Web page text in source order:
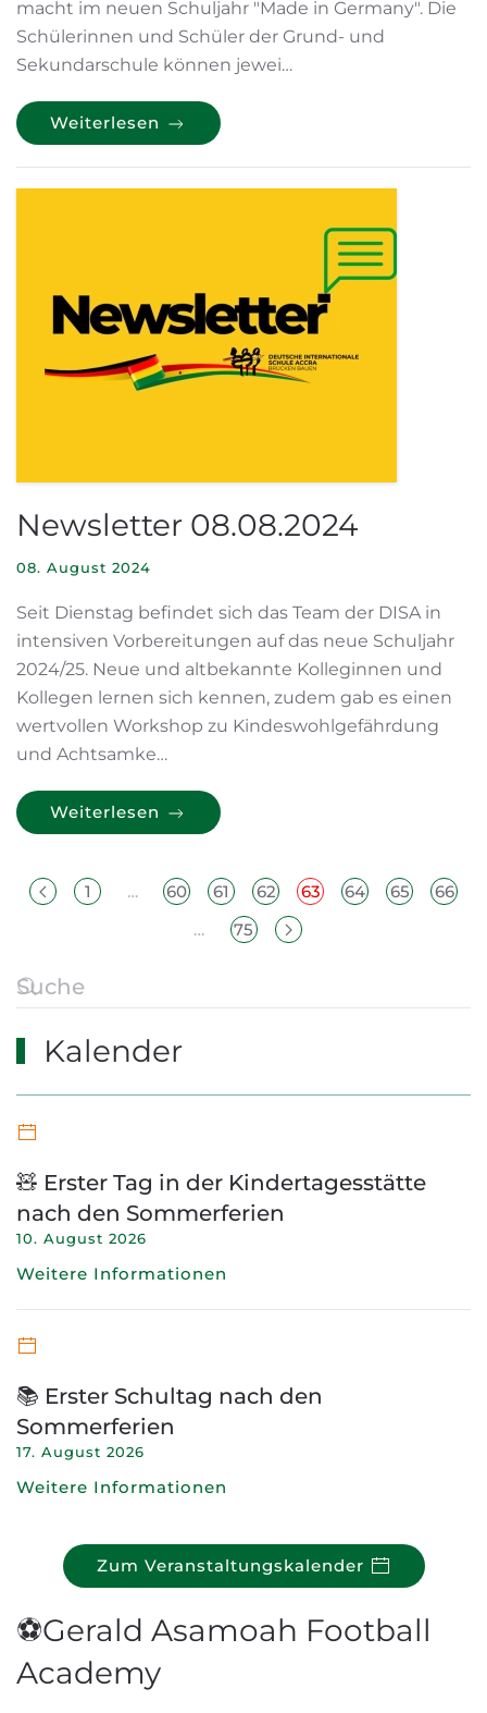
macht im neuen Schuljahr "Made in Germany". Die
Schülerinnen und Schüler der Grund- und
Sekundarschule können jewei…
Weiterlesen
Newsletter 08.08.2024
08. August 2024
Seit Dienstag befindet sich das Team der DISA in
intensiven Vorbereitungen auf das neue Schuljahr
2024/25. Neue und altbekannte Kolleginnen und
Kollegen lernen sich kennen, zudem gab es einen
wertvollen Workshop zu Kindeswohlgefährdung
und Achtsamke…
Weiterlesen
1 … 60 61 62 63 64 65
66
…
75
Kalender
🧸 Erster Tag in der Kindertagesstätte
nach den Sommerferien
10. August 2026
Weitere Informationen
📚 Erster Schultag nach den
Sommerferien
17. August 2026
Weitere Informationen
Zum Veranstaltungskalender
⚽Gerald Asamoah Football
Academy